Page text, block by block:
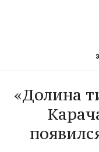
«Долина